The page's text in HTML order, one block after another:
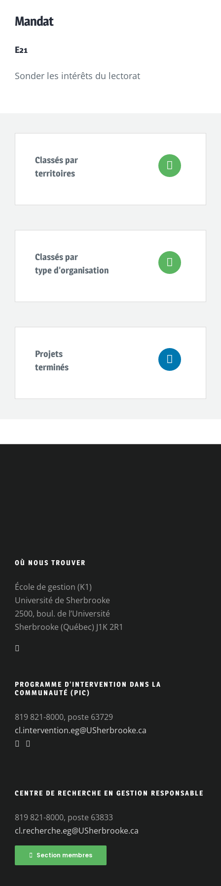
Mandat
E21
Sonder les intérêts du lectorat
Classés par
territoires
Classés par
type d’organisation
Projets
terminés
OÙ NOUS TROUVER
École de gestion (K1)
Université de Sherbrooke
2500, boul. de l’Université
Sherbrooke (Québec) J1K 2R1
PROGRAMME D’INTERVENTION DANS LA
COMMUNAUTÉ (PIC)
819 821-8000, poste 63729
cl.intervention.eg@USherbrooke.ca
CENTRE DE RECHERCHE EN GESTION RESPONSABLE
819 821-8000, poste 63833
cl.recherche.eg@USherbrooke.ca
Section membres